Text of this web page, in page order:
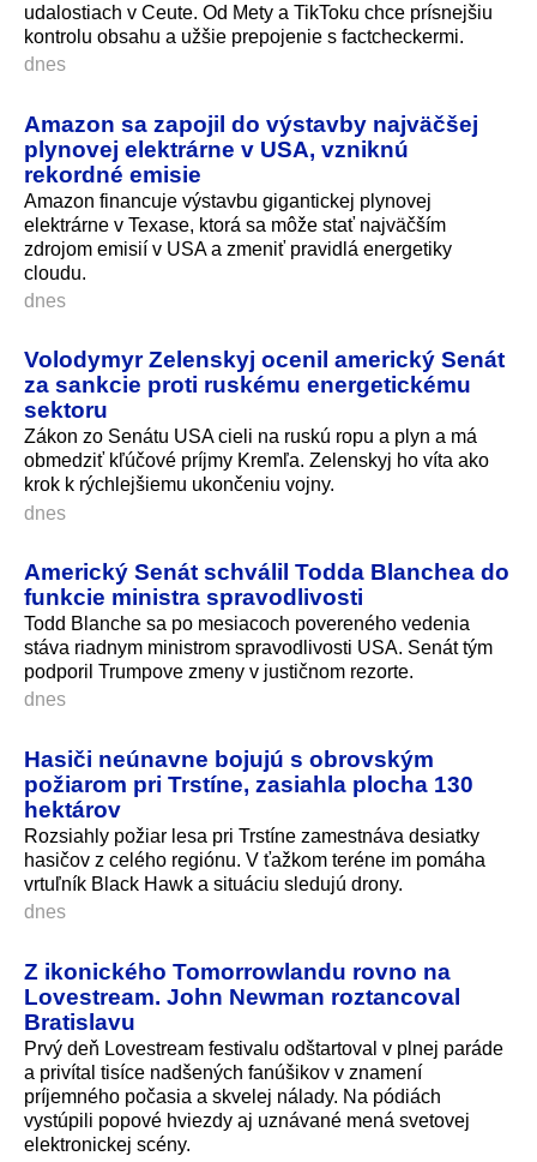
udalostiach v Ceute. Od Mety a TikToku chce prísnejšiu
kontrolu obsahu a užšie prepojenie s factcheckermi.
dnes
Amazon sa zapojil do výstavby najväčšej
plynovej elektrárne v USA, vzniknú
rekordné emisie
Amazon financuje výstavbu gigantickej plynovej
elektrárne v Texase, ktorá sa môže stať najväčším
zdrojom emisií v USA a zmeniť pravidlá energetiky
cloudu.
dnes
Volodymyr Zelenskyj ocenil americký Senát
za sankcie proti ruskému energetickému
sektoru
Zákon zo Senátu USA cieli na ruskú ropu a plyn a má
obmedziť kľúčové príjmy Kremľa. Zelenskyj ho víta ako
krok k rýchlejšiemu ukončeniu vojny.
dnes
Americký Senát schválil Todda Blanchea do
funkcie ministra spravodlivosti
Todd Blanche sa po mesiacoch povereného vedenia
stáva riadnym ministrom spravodlivosti USA. Senát tým
podporil Trumpove zmeny v justičnom rezorte.
dnes
Hasiči neúnavne bojujú s obrovským
požiarom pri Trstíne, zasiahla plocha 130
hektárov
Rozsiahly požiar lesa pri Trstíne zamestnáva desiatky
hasičov z celého regiónu. V ťažkom teréne im pomáha
vrtuľník Black Hawk a situáciu sledujú drony.
dnes
Z ikonického Tomorrowlandu rovno na
Lovestream. John Newman roztancoval
Bratislavu
Prvý deň Lovestream festivalu odštartoval v plnej paráde
a privítal tisíce nadšených fanúšikov v znamení
príjemného počasia a skvelej nálady. Na pódiách
vystúpili popové hviezdy aj uznávané mená svetovej
elektronickej scé­ny.